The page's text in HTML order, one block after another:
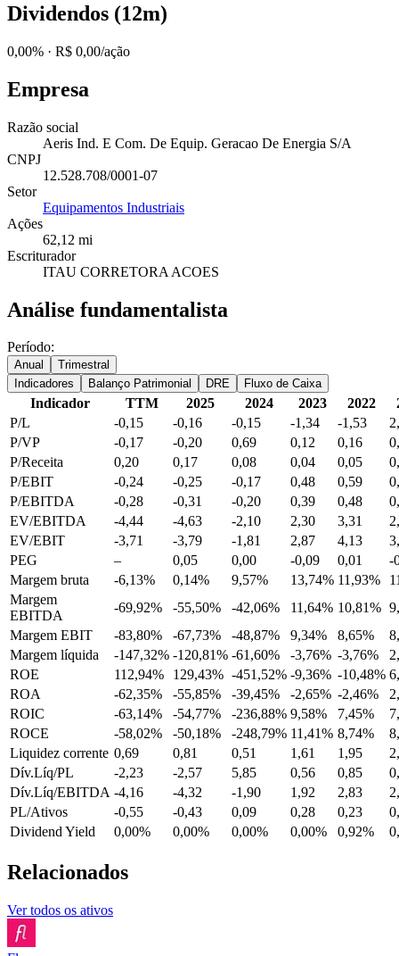
Dividendos (12m)
0,00% · R$ 0,00/ação
Empresa
Razão social
Aeris Ind. E Com. De Equip. Geracao De Energia S/A
CNPJ
12.528.708/0001-07
Setor
Equipamentos Industriais
Ações
62,12 mi
Escriturador
ITAU CORRETORA ACOES
Análise fundamentalista
Período:
Anual
Trimestral
Indicadores
Balanço Patrimonial DRE Fluxo de Caixa
Indicador TTM 2025 2024 2023 2022
P/L
-0,15 -0,16 -0,15 -1,34 -1,53
P/VP
-0,17 -0,20 0,69 0,12 0,16
P/Receita
0,20 0,17 0,08 0,04 0,05
P/EBIT
-0,24 -0,25 -0,17 0,48 0,59
P/EBITDA
-0,28 -0,31 -0,20 0,39 0,48
EV/EBITDA
-4,44 -4,63 -2,10 2,30 3,31
EV/EBIT
-3,71 -3,79 -1,81 2,87 4,13
PEG
– 0,05 0,00 -0,09 0,01
-
Margem bruta
-6,13% 0,14% 9,57% 13,74% 11,93%
Margem
EBITDA
-69,92% -55,50% -42,06% 11,64% 10,81%
Margem EBIT
-83,80% -67,73% -48,87% 9,34% 8,65%
Margem líquida
-147,32% -120,81% -61,60% -3,76% -3,76%
ROE
112,94% 129,43% -451,52% -9,36% -10,48%
ROA
-62,35% -55,85% -39,45% -2,65% -2,46%
ROIC
-63,14% -54,77% -236,88% 9,58% 7,45%
ROCE
-58,02% -50,18% -248,79% 11,41% 8,74%
Liquidez corrente 0,69 0,81 0,51 1,61 1,95
Dív.Líq/PL
-2,23 -2,57 5,85 0,56 0,85
Dív.Líq/EBITDA -4,16 -4,32 -1,90 1,92 2,83
PL/Ativos
-0,55 -0,43 0,09 0,28 0,23
Dividend Yield
0,00% 0,00% 0,00% 0,00% 0,92%
Relacionados
Ver todos os ativos